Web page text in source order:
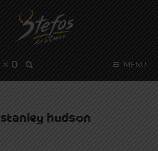
× 0 MENU
stanley hudson